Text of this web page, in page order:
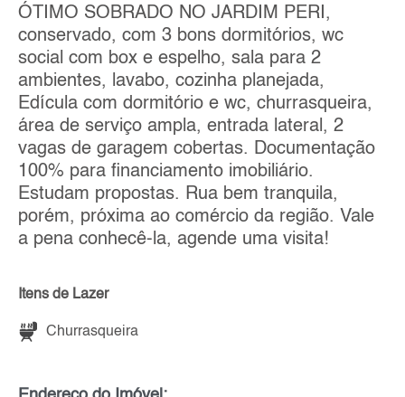
ÓTIMO SOBRADO NO JARDIM PERI,
conservado, com 3 bons dormitórios, wc
social com box e espelho, sala para 2
ambientes, lavabo, cozinha planejada,
Edícula com dormitório e wc, churrasqueira,
área de serviço ampla, entrada lateral, 2
vagas de garagem cobertas. Documentação
100% para financiamento imobiliário.
Estudam propostas. Rua bem tranquila,
porém, próxima ao comércio da região. Vale
a pena conhecê-la, agende uma visita!
Itens de Lazer
Churrasqueira